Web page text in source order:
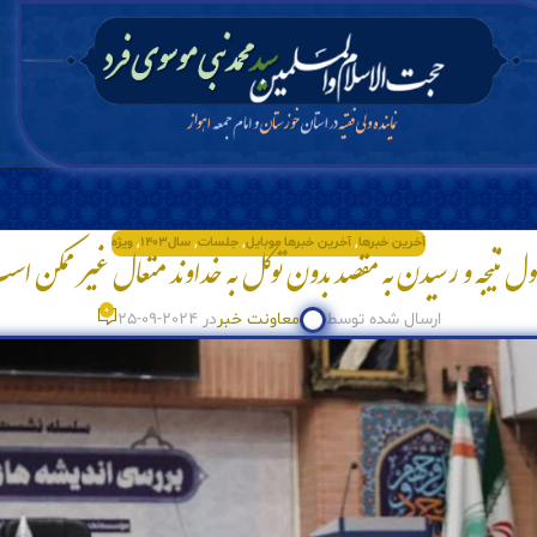
آخرین خبرها, آخرین خبرها موبایل, جلسات, سال۱۴۰۳ , ویژه
نتیجه و رسیدن به مقصد بدون توکل به خداوند متعال غیر
ارسال شده توسط معاونت خبر در 2024-09-25 0